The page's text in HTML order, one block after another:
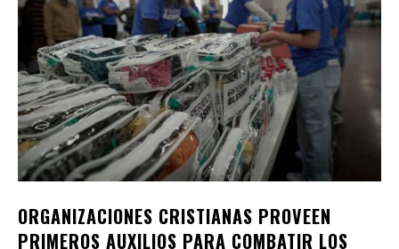
ORGANIZACIONES CRISTIANAS PROVEEN
PRIMEROS AUXILIOS PARA COMBATIR LOS